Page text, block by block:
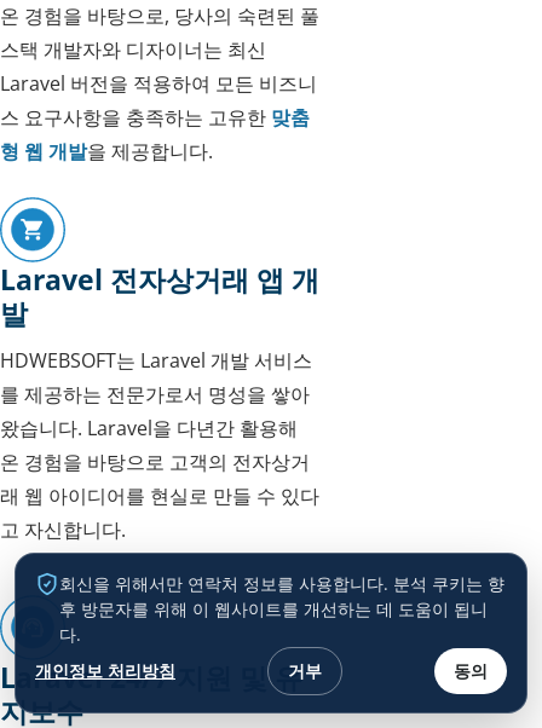
온 경험을 바탕으로, 당사의 숙련된 풀
스택 개발자와 디자이너는 최신
Laravel 버전을 적용하여 모든 비즈니
스 요구사항을 충족하는 고유한 맞춤
형 웹 개발을 제공합니다.
Laravel 전자상거래 앱 개
발
HDWEBSOFT는 Laravel 개발 서비스
를 제공하는 전문가로서 명성을 쌓아
왔습니다. Laravel을 다년간 활용해
온 경험을 바탕으로 고객의 전자상거
래 웹 아이디어를 현실로 만들 수 있다
고 자신합니다.
Laravel 24/7 지원 및 유
지보수
회신을 위해서만 연락처 정보를 사용합니다. 분석 쿠키는 향
후 방문자를 위해 이 웹사이트를 개선하는 데 도움이 됩니
다.
개인정보 처리방침
거부 동의